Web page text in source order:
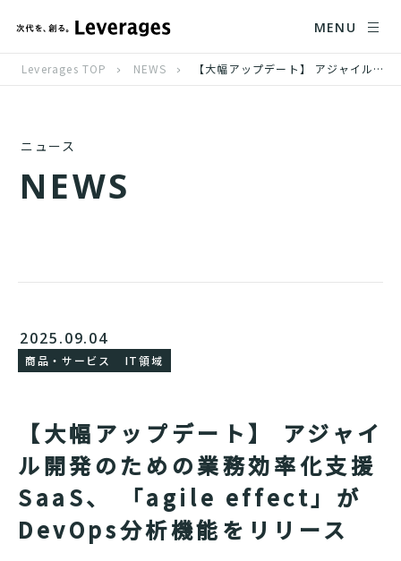
MENU
Leverages TOP NEWS 【大幅アップデート】 アジャイル開発のための業務効率化支援SaaS、 「agile effect」がDevOps分析機能をリリース
ニュース
NEWS
2025.09.04
商品・サービス IT領域
【大幅アップデート】 アジャイ
ル開発のための業務効率化支援
SaaS、 「agile effect」が
DevOps分析機能をリリース